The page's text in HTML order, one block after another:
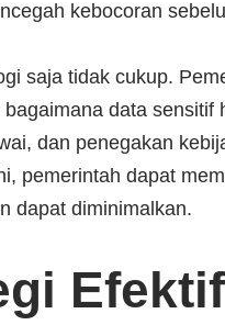
kebocoran
saja tidak cukup.
data
dan penegakan
pemerintah dapat
dapat diminimalkan.